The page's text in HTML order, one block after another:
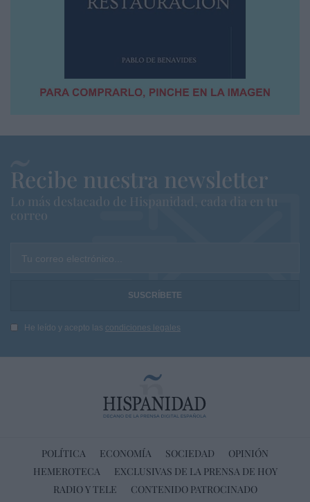
Recibe nuestra newsletter
Lo más destacado de Hispanidad, cada dia en tu
correo
Tu correo electrónico...
He leído y acepto las condiciones legales
POLÍTICA ECONOMÍA SOCIEDAD
OPINIÓN
HEMEROTECA
EXCLUSIVAS DE LA PRENSA DE HOY
RADIO Y TELE
CONTENIDO PATROCINADO